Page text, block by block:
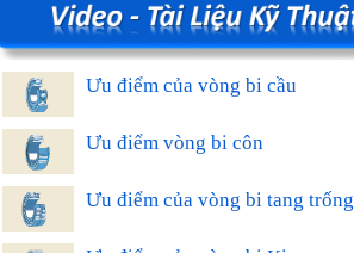
Ưu điểm của vòng bi cầu
Ưu điểm vòng bi côn
Ưu điểm của vòng bi tang trống